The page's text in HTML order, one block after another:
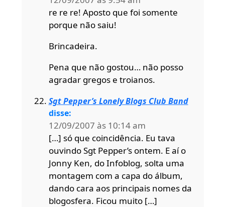
re re re! Aposto que foi somente
porque não saiu!
Brincadeira.
Pena que não gostou… não posso
agradar gregos e troianos.
Sgt Pepper’s Lonely Blogs Club Band
disse:
12/09/2007 às 10:14 am
[…] só que coincidência. Eu tava
ouvindo Sgt Pepper’s ontem. E aí o
Jonny Ken, do Infoblog, solta uma
montagem com a capa do álbum,
dando cara aos principais nomes da
blogosfera. Ficou muito […]